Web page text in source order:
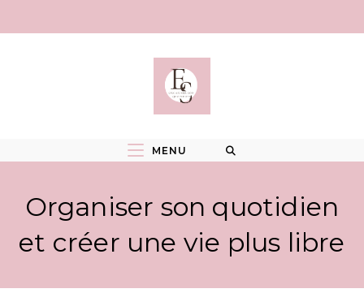
MENU
Organiser son quotidien
et créer une vie plus libre